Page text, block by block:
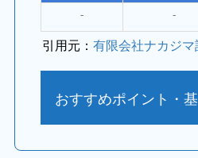
⁻ ⁻
引用元：有限会社ナカジ
おすすめポイント・